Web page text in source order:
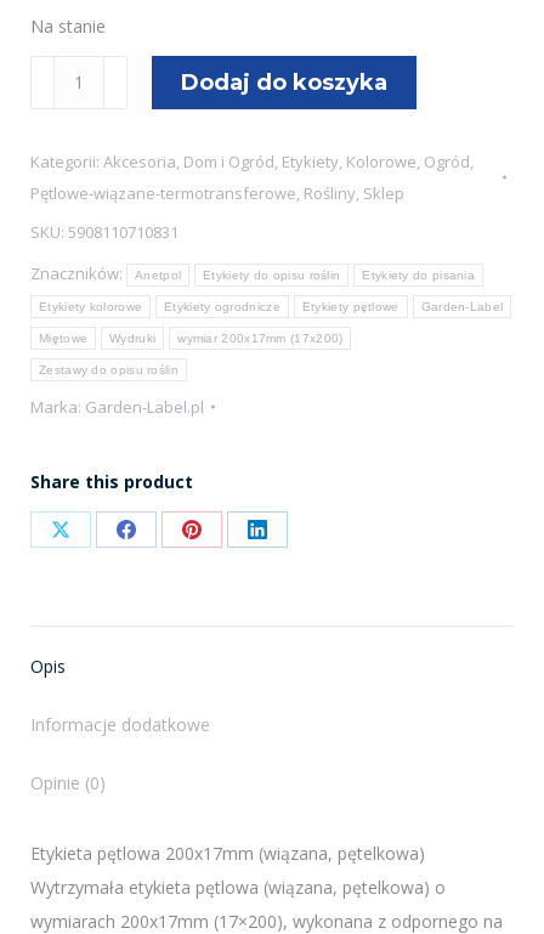
Na stanie
Etykiety
pętlowe
MIĘTOWE
200x17mm(17x200)
240szt
Dodaj do koszyka
Kategorii: Akcesoria, Dom i Ogród, Etykiety, Kolorowe, Ogród,
Pętlowe-wiązane-termotransferowe, Rośliny, Sklep
SKU: 5908110710831
Znaczników:
Anetpol Etykiety do opisu roślin Etykiety do pisania
Etykiety kolorowe Etykiety ogrodnicze Etykiety pętlowe Garden-Label
Miętowe Wydruki wymiar 200x17mm (17x200)
Zestawy do opisu roślin
Marka: Garden-Label.pl
Share this product
Share Share Share Share
Opis
Informacje dodatkowe
Opinie (0)
Etykieta pętlowa 200x17mm (wiązana, pętelkowa)
Wytrzymała etykieta pętlowa (wiązana, pętelkowa) o
wymiarach 200x17mm (17×200), wykonana z odpornego na